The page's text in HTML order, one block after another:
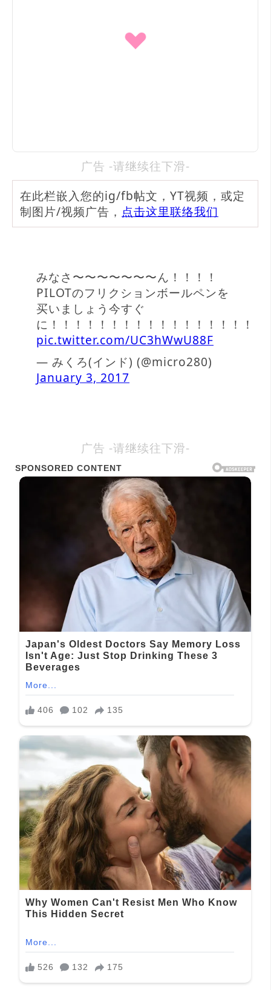
广告 -请继续往下滑-
在此栏嵌入您的ig/fb帖文，YT视频，或定
制图片/视频广告， 点击这里联络我们
みなさ〜〜〜〜〜〜〜ん！！！！
PILOTのフリクションボールペンを
买いましょう今すぐ
に！！！！！！！！！！！！！！！！！！
pic.twitter.com/UC3hWwU88F
— みくろ(インド) (@micro280)
January 3, 2017
广告 -请继续往下滑-